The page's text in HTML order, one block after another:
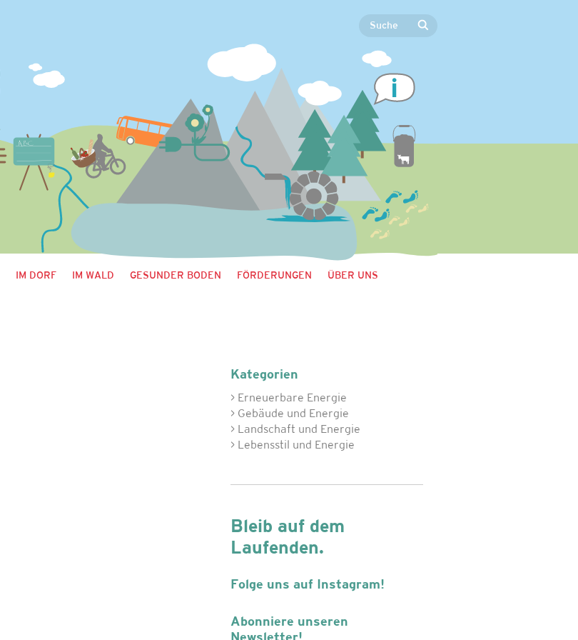
IM DORF IM WALD GESUNDER BODEN FÖRDERUNGEN ÜBER UNS
Kategorien
> Erneuerbare Energie
> Gebäude und Energie
> Landschaft und Energie
> Lebensstil und Energie
Bleib auf dem
Laufenden.
Folge uns auf Instagram!
Abonniere unseren